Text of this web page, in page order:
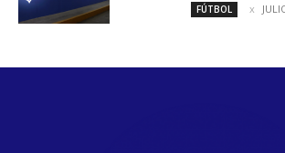
FÚTBOL